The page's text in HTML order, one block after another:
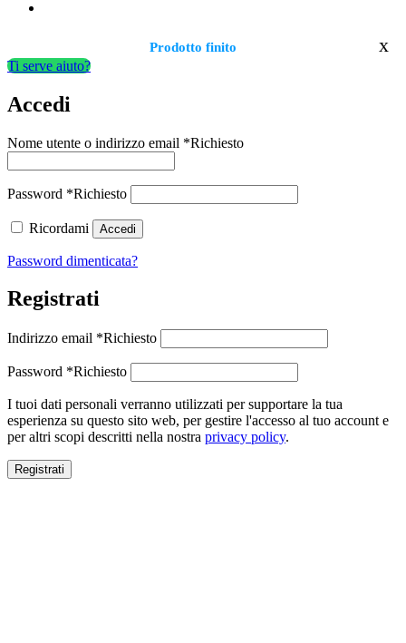
Prodotto finito x
Ti serve aiuto?
Accedi
Nome utente o indirizzo email *Richiesto
Password *Richiesto
Ricordami Accedi
Password dimenticata?
Registrati
Indirizzo email *Richiesto
Password *Richiesto
I tuoi dati personali verranno utilizzati per supportare la tua
esperienza su questo sito web, per gestire l'accesso al tuo account e
per altri scopi descritti nella nostra privacy policy.
Registrati